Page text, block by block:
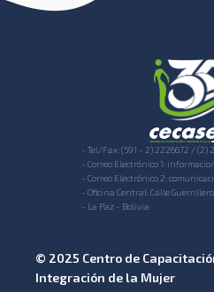
- Tel/Fax: (591 - 2) 2226672 / (2)
- Correo Electrónico 1:
- Correo Electrónico 2:
- Oficina Central: Calle
- La Paz - Bolivia
© 2025 Centro de
Integración de la Mujer